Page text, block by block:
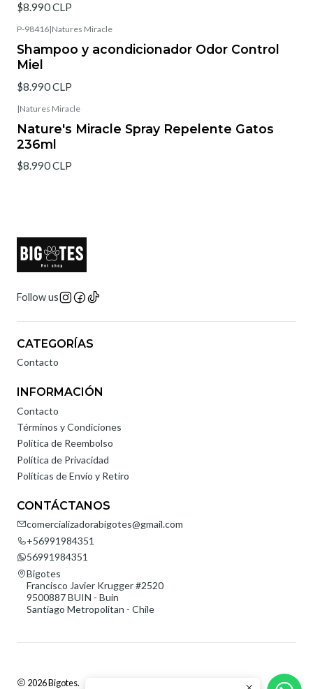
$8.990 CLP
P-98416|Natures Miracle
Shampoo y acondicionador Odor Control
Miel
$8.990 CLP
|Natures Miracle
Nature's Miracle Spray Repelente Gatos
236ml
$8.990 CLP
Follow us
CATEGORÍAS
Contacto
INFORMACIÓN
Contacto
Términos y Condiciones
Política de Reembolso
Política de Privacidad
Políticas de Envío y Retiro
CONTÁCTANOS
comercializadorabigotes@gmail.com
+56991984351
56991984351
Bigotes
Francisco Javier Krugger #2520
9500887 BUIN - Buin
Santiago Metropolitan - Chile
2026 Bigotes.